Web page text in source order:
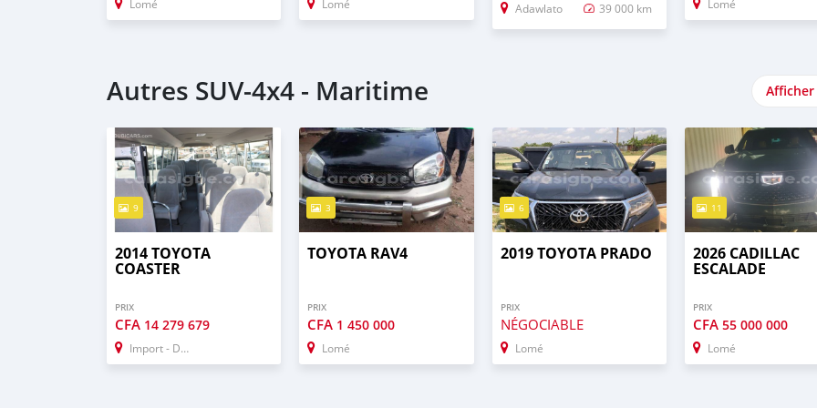
Lomé Lomé Adawlato 39 000 km Lomé
Autres SUV‒4x4 - Maritime
9
2014 TOYOTA
COASTER
PRIX
CFA 14 279 679
Import - Dubai
3
TOYOTA RAV4
PRIX
CFA 1 450 000
Lomé
6
2019 TOYOTA PRADO
PRIX
NÉGOCIABLE
Lomé
11
2026 CADILLAC
ESCALADE
PRIX
CFA 55 000 000
Lomé